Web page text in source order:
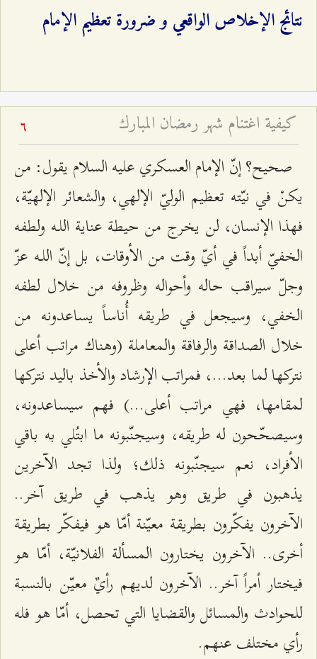
نتائج الإخلاص الواقعي و ضرورة تعظيم الإمام
كيفية اغتنام شهر رمضان المبارك 6
صحيح؟ إنّ الإمام العسكري عليه السلام يقول: من
يكنْ في نيّته تعظيم الوليّ الإلهي، والشعائر الإلهيّة،
فهذا الإنسان، لن يخرج من حيطة عناية اللـه ولطفه
الخفيّ أبداً في أيّ وقت من الأوقات، بل إنّ اللـه عزّ
وجلّ سيراقب حاله وأحواله وظروفه من خلال لطفه
الخفي، وسيجعل في طريقه أُناساً يساعدونه من
خلال الصداقة والرفاقة والمعاملة (وهناك مراتب أعلى
نتركها لما بعد…، فمراتب الإرشاد والأخذ باليد نتركها
لمقامها، فهي مراتب أعلى…) فهم سيساعدونه،
وسيصحّحون له طريقه، وسيجنّبونه ما ابتُلي به باقي
الأفراد، نعم سيجنّبونه ذلك؛ ولذا تجد الآخرين
يذهبون في طريق وهو يذهب في طريق آخر..
الآخرون يفكّرون بطريقة معيّنة أمّا هو فيفكّر بطريقة
أخرى.. الآخرون يختارون المسألة الفلانيّة، أمّا هو
فيختار أمراً آخر.. الآخرون لديهم رأيٌ معيّن بالنسبة
للحوادث والمسائل والقضايا التي تحصل، أمّا هو فله
رأي مختلف عنهم.